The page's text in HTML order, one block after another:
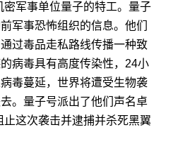
密军事单位量子的特工。量子
军事恐怖组织的信息。他们
过毒品走私路线传播一种致
病毒具有高度传染性，24小
毒蔓延，世界将遭受生物袭
。量子号派出了他们声名卓
止这次袭击并逮捕并杀死黑翼